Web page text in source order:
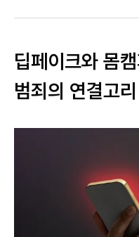
딥페이크와 몸
범죄의 연결고리